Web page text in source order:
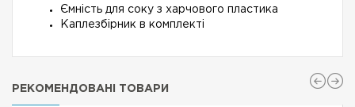
Ємність для соку з харчового пластика
Каплезбірник в комплекті
РЕКОМЕНДОВАНІ ТОВАРИ